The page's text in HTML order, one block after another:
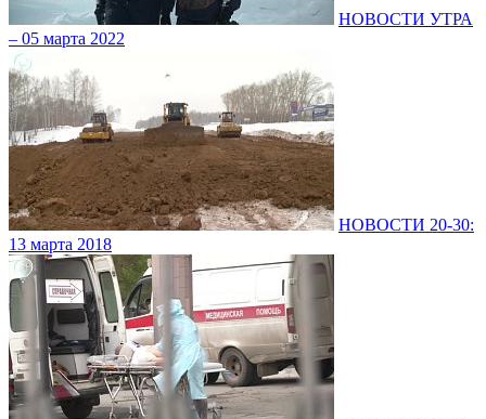
НОВОСТИ УТРА
– 05 марта 2022
НОВОСТИ 20-30:
13 марта 2018